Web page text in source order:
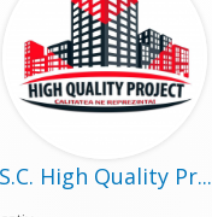
S.C. High Quality Pr...